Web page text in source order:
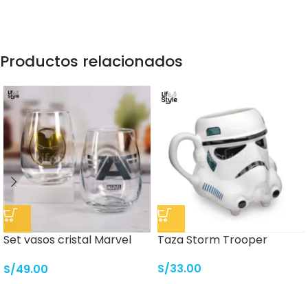
Productos relacionados
Set vasos cristal Marvel
S/49.00
Taza Storm Trooper
S/33.00